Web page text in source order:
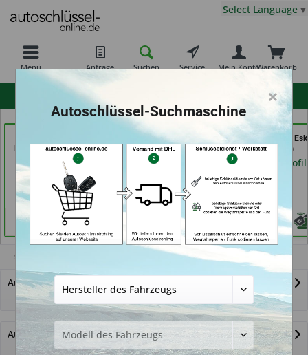
Menü Anfrage Suchen Service Warenkorb
Mein Konto
Select Language ▼
Possienke (in Bremen)
Händlerprofil
Schuh und
Schlüsseldienst Bernd
Schutte im Kaufpark (in
Händlerprofil
Shoes & Keys by
Erlangen)
Händlerprofil
Sagitar
Autoschlüssel mit Funk
Autoschlüssel ohne Funk
×
Autoschlüssel-Suchmaschine